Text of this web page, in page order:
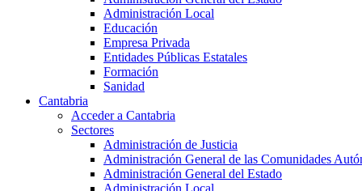
Administración Local
Educación
Empresa Privada
Entidades Públicas Estatales
Formación
Sanidad
Cantabria
Acceder a Cantabria
Sectores
Administración de Justicia
Administración General de las Comunidades
Administración General del Estado